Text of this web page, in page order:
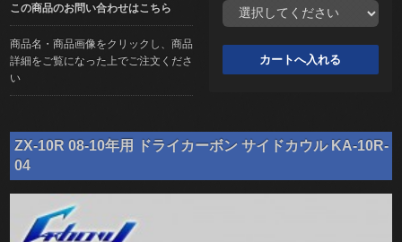
この商品のお問い合わせはこちら
商品名・商品画像をクリックし、商品
詳細をご覧になった上でご注文くださ
い
ZX-10R 08-10年用 ドライカーボン サイドカウル KA-10R-
04